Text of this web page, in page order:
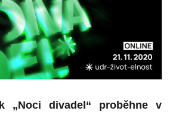
k „Noci divadel“ proběhnev